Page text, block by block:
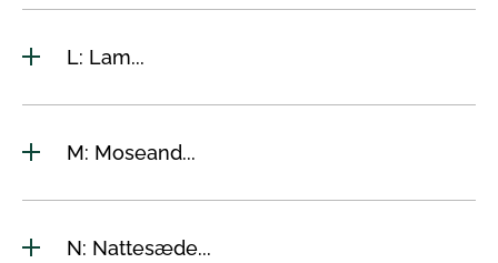
L: Lam...
M: Moseand...
N: Nattesæde...